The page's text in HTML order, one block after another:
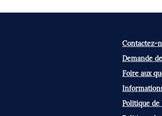
Contactez-
Demande
Foire aux
Politique de